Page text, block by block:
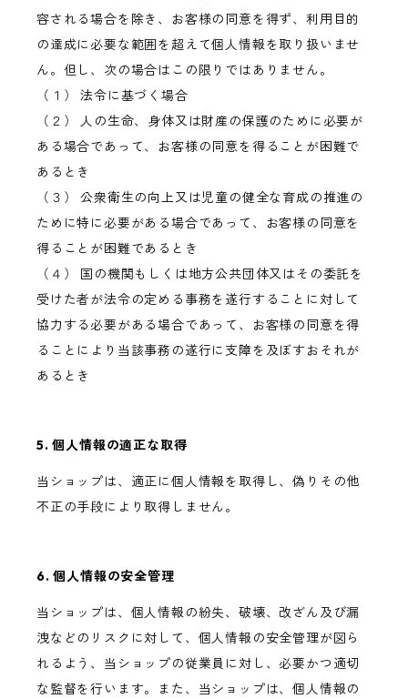
容される場合を除き、お客様の同意を得ず、利用目的
の達成に必要な範囲を超えて個人情報を取り扱いませ
ん。但し、次の場合はこの限りではありません。
（１） 法令に基づく場合
（２） 人の生命、身体又は財産の保護のために必要が
ある場合であって、お客様の同意を得ることが困難で
あるとき
（３） 公衆衛生の向上又は児童の健全な育成の推進の
ために特に必要がある場合であって、お客様の同意を
得ることが困難であるとき
（４） 国の機関もしくは地方公共団体又はその委託を
受けた者が法令の定める事務を遂行することに対して
協力する必要がある場合であって、お客様の同意を得
ることにより当該事務の遂行に支障を及ぼすおそれが
あるとき
5. 個人情報の適正な取得
当ショップは、適正に個人情報を取得し、偽りその他
不正の手段により取得しません。
6. 個人情報の安全管理
当ショップは、個人情報の紛失、破壊、改ざん及び漏
洩などのリスクに対して、個人情報の安全管理が図ら
れるよう、当ショップの従業員に対し、必要かつ適切
な監督を行います。また、当ショップは、個人情報の